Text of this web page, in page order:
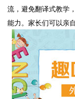
流，避免翻译式教学
能力。家长们可以亲